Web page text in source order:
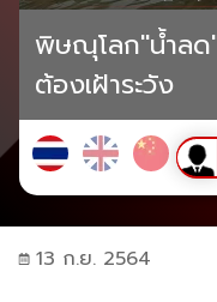
พิษณุโลก"น้ำล
ต้องเฝ้าระวัง
13 ก.ย. 2564